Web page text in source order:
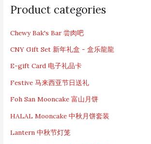
Product categories
Chewy Bak's Bar 尝肉吧
CNY Gift Set 新年礼盒 - 盒乐龍龍
E-gift Card 电子礼品卡
Festive 马来西亚节日送礼
Foh San Mooncake 富山月饼
HALAL Mooncake 中秋月饼套装
Lantern 中秋节灯笼
a
c
f
r
: